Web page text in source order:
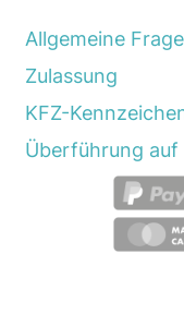
Allgemeine
Zulassung
KFZ-
Überführung auf